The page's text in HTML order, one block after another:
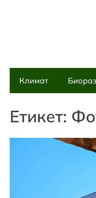
Климат
Етикет: